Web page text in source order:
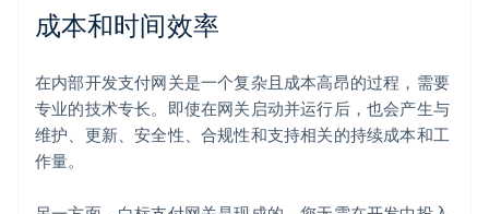
成本和时间效率
在内部开发支付网关是一个复杂且成本高昂的过程，需要
专业的技术专长。即使在网关启动并运行后，也会产生与
维护、更新、安全性、合规性和支持相关的持续成本和工
作量。